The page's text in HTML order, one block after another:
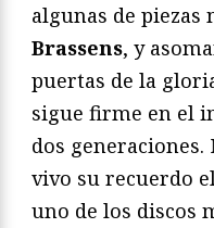
algunas de piezas
Brassens, y
puertas de la
sigue firme en el
dos generaciones.
vivo su recuerdo
uno de los discos